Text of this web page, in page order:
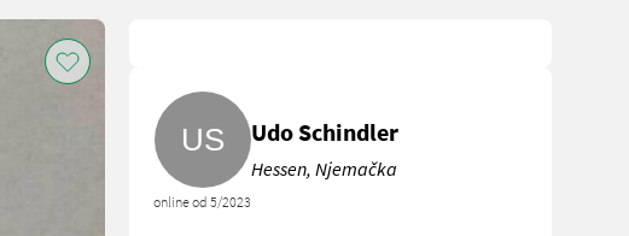
online od 5/2023
Udo Schindler
Hessen, Njemačka